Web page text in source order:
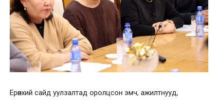
Ерөнхий сайд уулзалтад оролцсон эмч, ажилтнууд,